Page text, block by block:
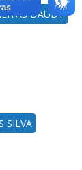
DAUDT
SILVA